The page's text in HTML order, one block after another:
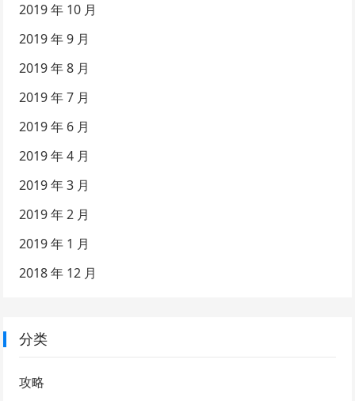
2019 年 10 月
2019 年 9 月
2019 年 8 月
2019 年 7 月
2019 年 6 月
2019 年 4 月
2019 年 3 月
2019 年 2 月
2019 年 1 月
2018 年 12 月
分类
攻略